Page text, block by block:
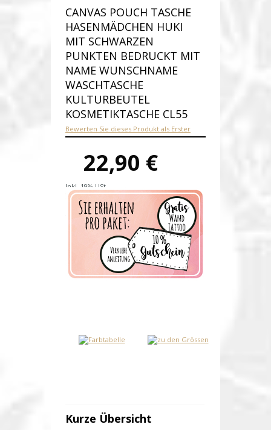
CANVAS POUCH TASCHE
HASENMÄDCHEN HUKI
MIT SCHWARZEN
PUNKTEN BEDRUCKT MIT
NAME WUNSCHNAME
WASCHTASCHE
KULTURBEUTEL
KOSMETIKTASCHE CL55
Bewerten Sie dieses Produkt als Erster
22,90 €
Inkl. 19% USt.
Versandkosten
Produktnummer:cl55-D
Verfügbarkeit:Auf Lager
Lieferzeit: 1-2 Werktage
Kurze Übersicht